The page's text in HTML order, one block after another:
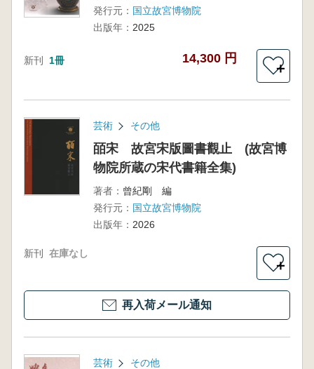
発行元： 国立故宮博物院
出版年： 2025
新刊 1冊 14,300 円
＋
芸術 その他
皕宋 故宮宋版圖書觀止 (故宮博
物院所蔵の宋代書籍全集)
著者： 曾紀剛 編
発行元： 国立故宮博物院
出版年： 2026
新刊 在庫なし
＋
再入荷メール通知
芸術 その他